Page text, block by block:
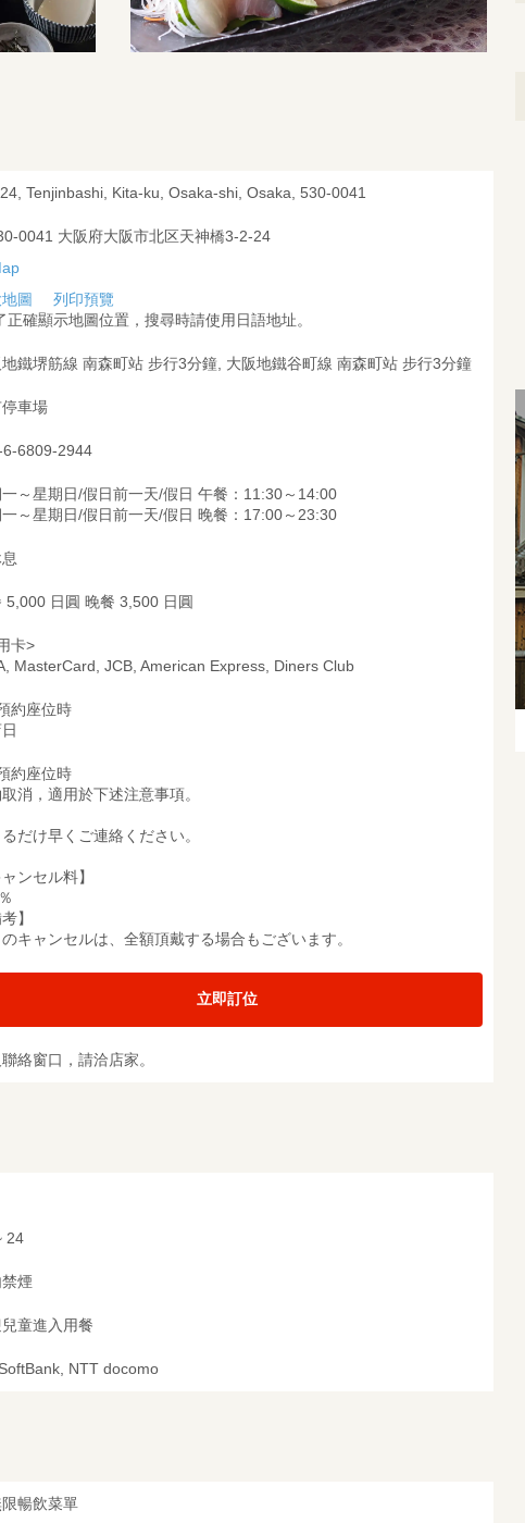
Tenjinbashi, Kita-ku, Osaka-shi, Osaka, 530-0041
0041 大阪府大阪市北区天神橋3-2-24
圖
列印預覽
正確顯示地圖位置，搜尋時請使用日語地址。
鐵堺筋線 南森町站 步行3分鐘, 大阪地鐵谷町線 南森町站 步行3分鐘
車場
6-6809-2944
～星期日/假日前一天/假日 午餐：11:30～14:00
～星期日/假日前一天/假日 晚餐：17:00～23:30
5,000 日圓 晚餐 3,500 日圓
卡>
MasterCard, JCB, American Express, Diners Club
約座位時
約座位時
消，適用於下述注意事項。
だけ早くご連絡ください。
ンセル料】
】
キャンセルは、全額頂戴する場合もございます。
立即訂位
絡窗口，請洽店家。
24
煙
童進入用餐
NTT docomo
暢飲菜單